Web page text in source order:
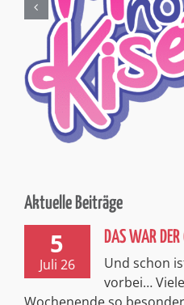
Aktuelle Beiträge
5
Juli 26
DAS WAR
Und schon
vorbei…